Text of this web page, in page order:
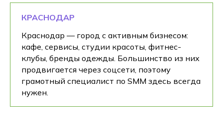
КРАСНОДАР
Краснодар — город с активным бизнесом:
кафе, сервисы, студии красоты, фитнес-
клубы, бренды одежды. Большинство из них
продвигается через соцсети, поэтому
грамотный специалист по SMM здесь всегда
нужен.